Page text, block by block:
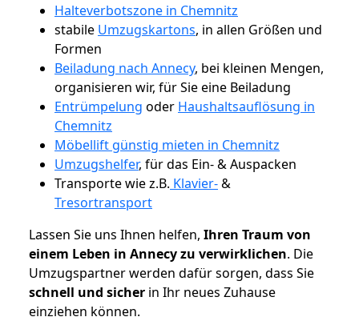
Halteverbotszone in Chemnitz
stabile Umzugskartons, in allen Größen und
Formen
Beiladung nach Annecy, bei kleinen Mengen,
organisieren wir, für Sie eine Beiladung
Entrümpelung oder Haushaltsauflösung in
Chemnitz
Möbellift günstig mieten in Chemnitz
Umzugshelfer, für das Ein- & Auspacken
Transporte wie z.B. Klavier-&
Tresortransport
Lassen Sie uns Ihnen helfen, Ihren Traum von
einem Leben in Annecy zu verwirklichen. Die
Umzugspartner werden dafür sorgen, dass Sie
schnell und sicher in Ihr neues Zuhause
einziehen können.